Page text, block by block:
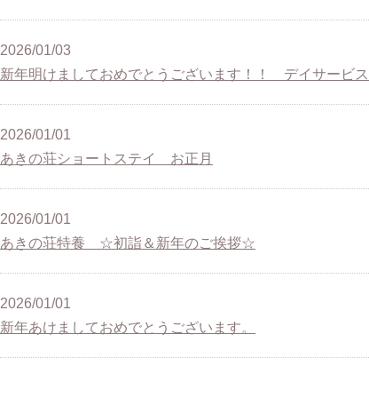
2026/01/03
新年明けましておめでとうございます！！ デイサービ
2026/01/01
あきの荘ショートステイ お正月
2026/01/01
あきの荘特養 ☆初詣＆新年のご挨拶☆
2026/01/01
新年あけましておめでとうございます。